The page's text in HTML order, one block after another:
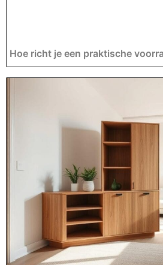
Hoe richt je een praktische